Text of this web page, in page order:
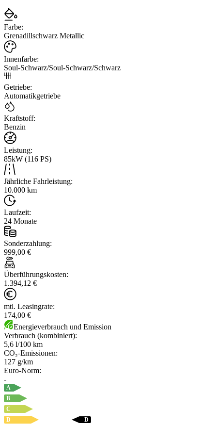
Farbe:
Grenadillschwarz Metallic
Innenfarbe:
Soul-Schwarz/Soul-Schwarz/Schwarz
Getriebe:
Automatikgetriebe
Kraftstoff:
Benzin
Leistung:
85kW (116 PS)
Jährliche Fahrleistung:
10.000 km
Laufzeit:
24 Monate
Sonderzahlung:
999,00 €
Überführungskosten:
1.394,12 €
mtl. Leasingrate:
174,00 €
Energieverbrauch und Emission
Verbrauch (kombiniert):
5,6 l/100 km
CO₂-Emissionen:
127 g/km
Euro-Norm:
-
A
B
C
D
D